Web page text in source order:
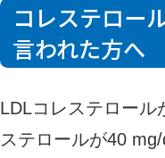
コレステロー
言われた方へ
LDLコレステロール
ステロールが40